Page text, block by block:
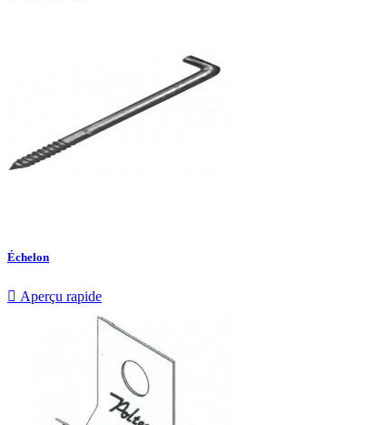
Échelon
 Aperçu rapide